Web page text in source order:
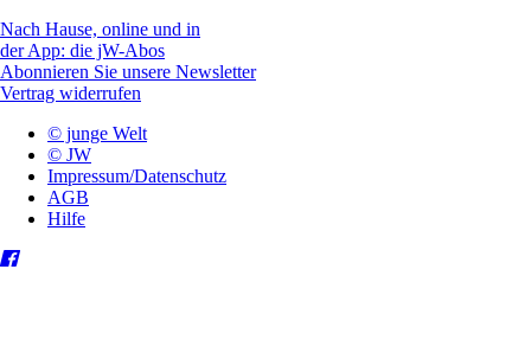
Nach Hause, online und in
der App: die jW-Abos
Abonnieren Sie unsere Newsletter
Vertrag widerrufen
© junge Welt
© JW
Impressum/Datenschutz
AGB
Hilfe